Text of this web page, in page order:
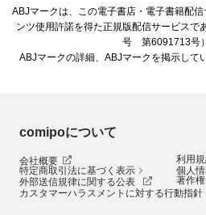
ABJマークは、この電子書店・電子書籍配
ンツ使用許諾を得た正規版配信サービスで
号 第6091713号）
ABJマークの詳細、ABJマークを掲示して
comipoについて
会社概要
利用
特定商取引法に基づく表示
個人
外部送信規律に関する公表
著作
カスタマーハラスメントに対する行動指針